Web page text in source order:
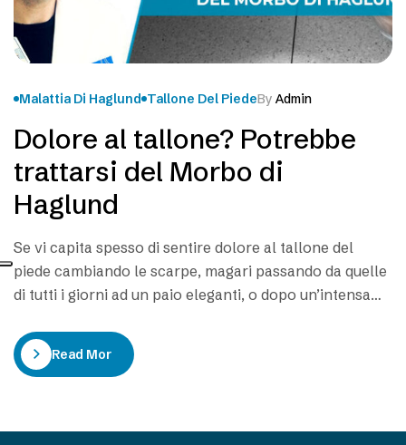
Malattia Di Haglund Tallone Del PiedeBy Admin
Dolore al tallone? Potrebbe
trattarsi del Morbo di
Haglund
Se vi capita spesso di sentire dolore al tallone del
piede cambiando le scarpe, magari passando da quelle
di tutti i giorni ad un paio eleganti, o dopo un’intensa
Haglund. Chiamata anche Deformità o Malattia di
Haglund, si tratta di una osteocondrosi caratterizzata
Read More